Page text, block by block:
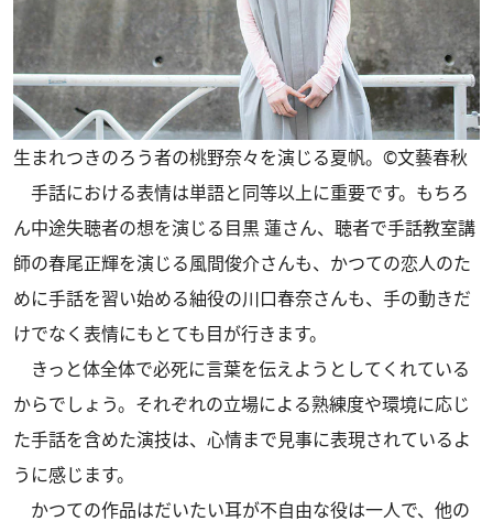
生まれつきのろう者の桃野奈々を演じる夏帆。©文藝春秋
手話における表情は単語と同等以上に重要です。もちろ
ん中途失聴者の想を演じる目黒 蓮さん、聴者で手話教室講
師の春尾正輝を演じる風間俊介さんも、かつての恋人のた
めに手話を習い始める紬役の川口春奈さんも、手の動きだ
けでなく表情にもとても目が行きます。
きっと体全体で必死に言葉を伝えようとしてくれている
からでしょう。それぞれの立場による熟練度や環境に応じ
た手話を含めた演技は、心情まで見事に表現されているよ
うに感じます。
かつての作品はだいたい耳が不自由な役は一人で、他の